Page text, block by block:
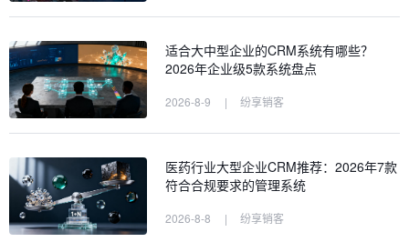
适合大中型企业的CRM系统有哪些？
2026年企业级5款系统盘点
2026-8-9 | 纷享销客
医药行业大型企业CRM推荐：2026年7款
符合合规要求的管理系统
2026-8-8 | 纷享销客